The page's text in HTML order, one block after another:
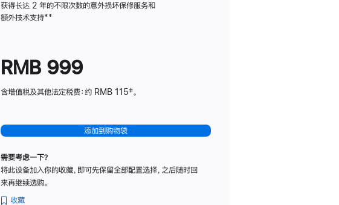
获得长达 2 年的不限次数的意外损坏保修服务和
额外技术支持脚
**
RMB 999
含增值税及其他法定税费：约 RMB 115‡。
添加到购物袋
需要考虑一下？
将此设备加入你的收藏，即可先保留全部配置选择，之后随时回
来再继续选购。
收藏